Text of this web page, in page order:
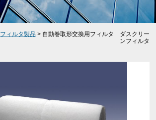
フィルタ製品> 自動巻取形交換用フィルタ ダスクリー
ンフィルタ